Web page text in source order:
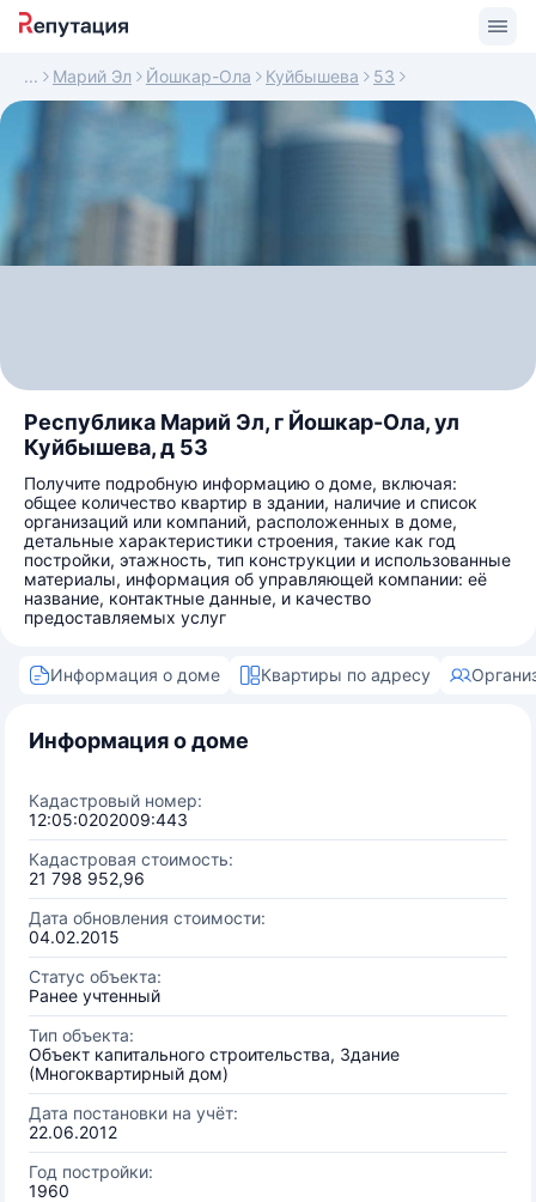
Марий Эл Йошкар-Ола Куйбышева 53
Республика Марий Эл, г Йошкар-Ола, ул
Куйбышева, д 53
Получите подробную информацию о доме, включая:
общее количество квартир в здании, наличие и список
организаций или компаний, расположенных в доме,
детальные характеристики строения, такие как год
постройки, этажность, тип конструкции и использованные
материалы, информация об управляющей компании: её
название, контактные данные, и качество
предоставляемых услуг
Информация о доме Квартиры по адресу
Информация о доме
Кадастровый номер:
12:05:0202009:443
Кадастровая стоимость:
21 798 952,96
Дата обновления стоимости:
04.02.2015
Статус объекта:
Ранее учтенный
Тип объекта:
Объект капитального строительства, Здание
(Многоквартирный дом)
Дата постановки на учёт:
22.06.2012
Год постройки:
1960